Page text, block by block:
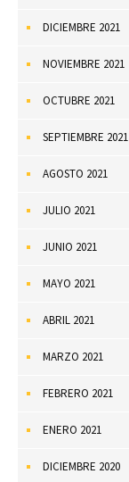
DICIEMBRE 2021
NOVIEMBRE 2021
OCTUBRE 2021
SEPTIEMBRE 2021
AGOSTO 2021
JULIO 2021
JUNIO 2021
MAYO 2021
ABRIL 2021
MARZO 2021
FEBRERO 2021
ENERO 2021
DICIEMBRE 2020